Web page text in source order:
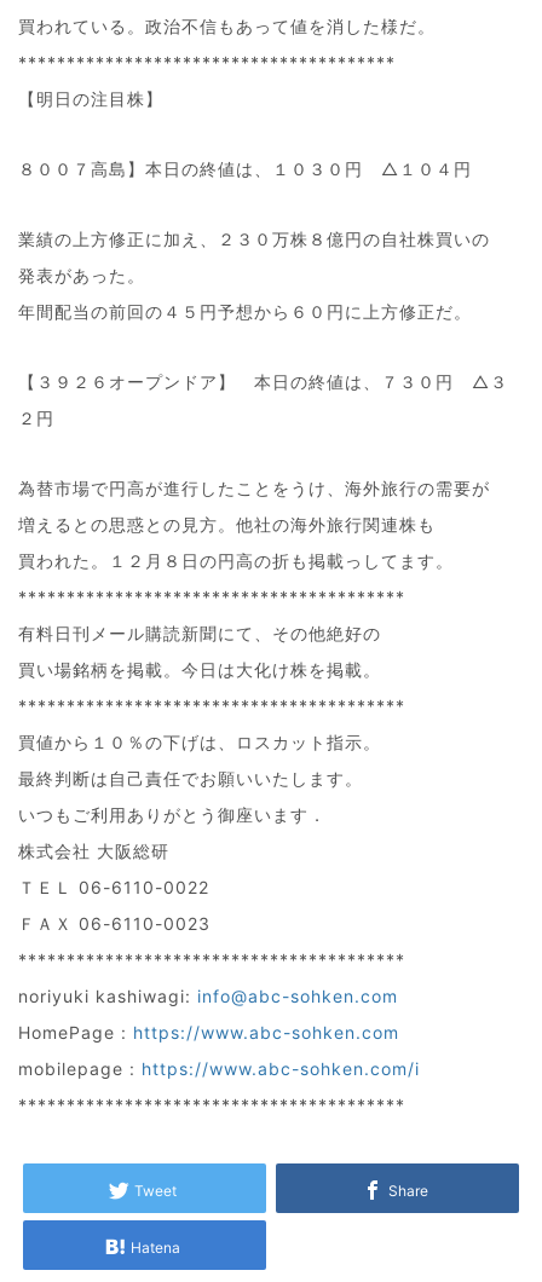
買われている。政治不信もあって値を消した様だ。
***************************************
【明日の注目株】
８００７高島】本日の終値は、１０３０円 △１０４円
業績の上方修正に加え、２３０万株８億円の自社株買いの
発表があった。
年間配当の前回の４５円予想から６０円に上方修正だ。
【３９２６オープンドア】 本日の終値は、７３０円 △３
２円
為替市場で円高が進行したことをうけ、海外旅行の需要が
増えるとの思惑との見方。他社の海外旅行関連株も
買われた。１２月８日の円高の折も掲載っしてます。
****************************************
有料日刊メール購読新聞にて、その他絶好の
買い場銘柄を掲載。今日は大化け株を掲載。
****************************************
買値から１０％の下げは、ロスカット指示。
最終判断は自己責任でお願いいたします。
いつもご利用ありがとう御座います．
株式会社 大阪総研
ＴＥＬ 06-6110-0022
ＦＡＸ 06-6110-0023
****************************************
noriyuki kashiwagi: info@abc-sohken.com
HomePage : https://www.abc-sohken.com
mobilepage : https://www.abc-sohken.com/i
****************************************
Tweet Share
Hatena